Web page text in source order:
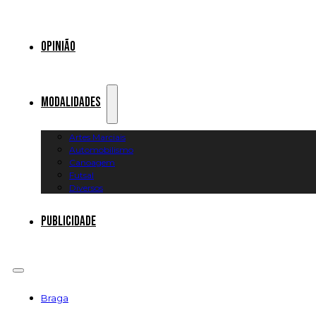
Opinião
Modalidades
Artes Marciais
Automobilismo
Canoagem
Futsal
Diversos
Publicidade
Braga